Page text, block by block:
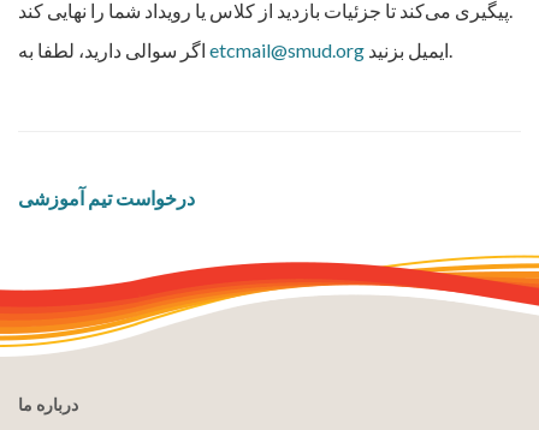
پیگیری می‌کند تا جزئیات بازدید از کلاس یا رویداد شما را نهایی کند.
etcmail@smud.org ایمیل بزنید.
درخواست تیم آموزشی
درباره ما